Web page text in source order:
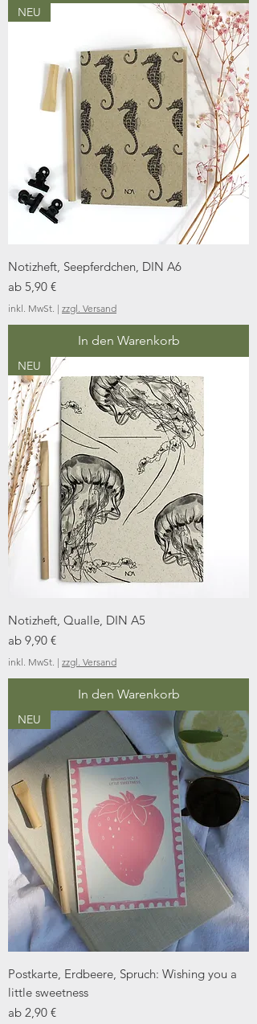
NEU
Notizheft, Seepferdchen, DIN A6
ab 5,90 €
Sale-Preis
inkl. MwSt. | zzgl. Versand
In den Warenkorb
NEU
Notizheft, Qualle, DIN A5
ab 9,90 €
Sale-Preis
inkl. MwSt. | zzgl. Versand
In den Warenkorb
NEU
Postkarte, Erdbeere, Spruch: Wishing you a
little sweetness
ab 2,90 €
Sale-Preis